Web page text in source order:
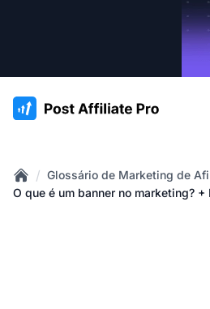
:site.title
Home
/ Glossário de Marketing de
O que é um banner no marketing?